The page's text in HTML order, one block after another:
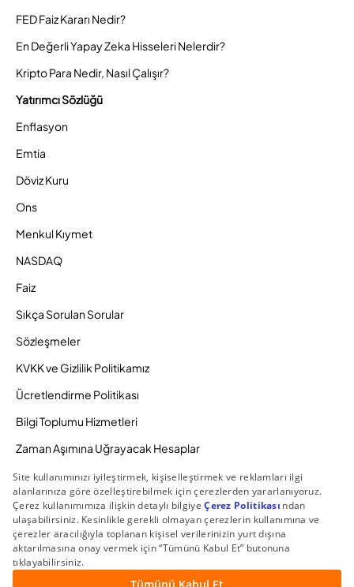
FED Faiz Kararı Nedir?
En Değerli Yapay Zeka Hisseleri Nelerdir?
Kripto Para Nedir, Nasıl Çalışır?
Yatırımcı Sözlüğü
Enflasyon
Emtia
Döviz Kuru
Ons
Menkul Kıymet
NASDAQ
Faiz
Sıkça Sorulan Sorular
Sözleşmeler
KVKK ve Gizlilik Politikamız
Ücretlendirme Politikası
Bilgi Toplumu Hizmetleri
Zaman Aşımına Uğrayacak Hesaplar
Duyurular ve Kampanyalar
© 2026 Gedik Yatırım Menkul Değerler AŞ. Tüm Hakları